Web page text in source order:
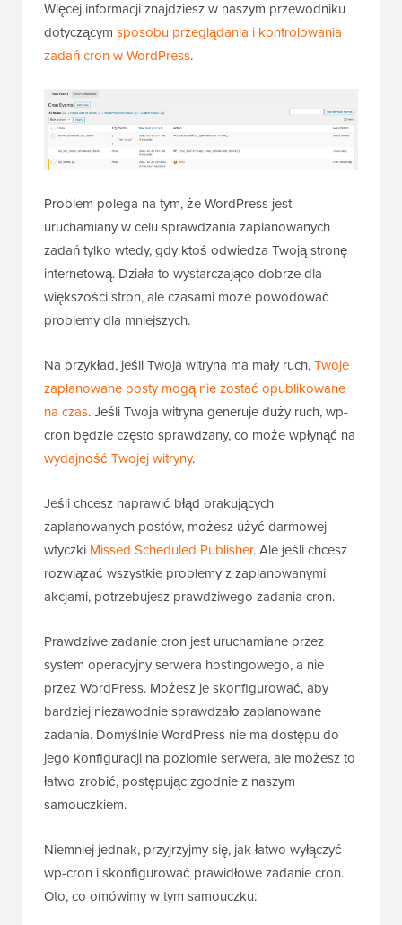
Więcej informacji znajdziesz w naszym przewodniku
dotyczącym sposobu przeglądania i kontrolowania
zadań cron w WordPress.
Problem polega na tym, że WordPress jest
uruchamiany w celu sprawdzania zaplanowanych
zadań tylko wtedy, gdy ktoś odwiedza Twoją stronę
internetową. Działa to wystarczająco dobrze dla
większości stron, ale czasami może powodować
problemy dla mniejszych.
Na przykład, jeśli Twoja witryna ma mały ruch,Twoje
zaplanowane posty mogą nie zostać opublikowane
na czas. Jeśli Twoja witryna generuje duży ruch, wp-
cron będzie często sprawdzany, co może wpłynąć na
wydajność Twojej witryny.
Jeśli chcesz naprawić błąd brakujących
zaplanowanych postów, możesz użyć darmowej
wtyczki Missed Scheduled Publisher. Ale jeśli chcesz
rozwiązać wszystkie problemy z zaplanowanymi
akcjami, potrzebujesz prawdziwego zadania cron.
Prawdziwe zadanie cron jest uruchamiane przez
system operacyjny serwera hostingowego, a nie
przez WordPress. Możesz je skonfigurować, aby
bardziej niezawodnie sprawdzało zaplanowane
zadania. Domyślnie WordPress nie ma dostępu do
jego konfiguracji na poziomie serwera, ale możesz to
łatwo zrobić, postępując zgodnie z naszym
samouczkiem.
Niemniej jednak, przyjrzyjmy się, jak łatwo wyłączyć
wp-cron i skonfigurować prawidłowe zadanie cron.
Oto, co omówimy w tym samouczku: